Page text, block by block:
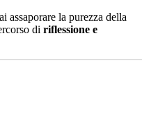
assaporare la purezza della
di riflessione e